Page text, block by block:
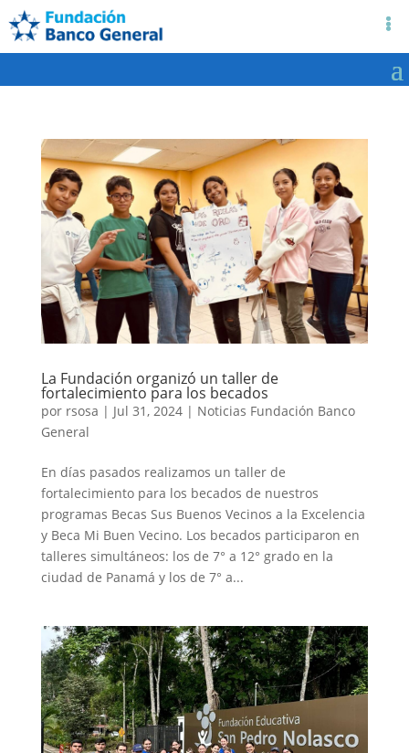
La Fundación organizó un taller de
fortalecimiento para los becados
por rsosa | Jul 31, 2024| Noticias Fundación Banco
General
En días pasados realizamos un taller de
fortalecimiento para los becados de nuestros
programas Becas Sus Buenos Vecinos a la Excelencia
y Beca Mi Buen Vecino. Los becados participaron en
talleres simultáneos: los de 7° a 12° grado en la
ciudad de Panamá y los de 7° a...